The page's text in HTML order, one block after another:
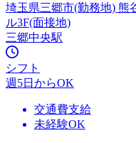
埼玉県三郷市(勤務地) 熊
ル3F(面接地)
三郷中央駅
シフト
週5日からOK
交通費支給
未経験OK